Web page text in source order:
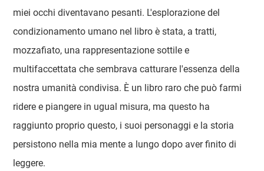
miei occhi diventavano pesanti. L'esplorazione del
condizionamento umano nel libro è stata, a tratti,
mozzafiato, una rappresentazione sottile e
multifaccettata che sembrava catturare l'essenza della
nostra umanità condivisa. È un libro raro che può farmi
ridere e piangere in ugual misura, ma questo ha
raggiunto proprio questo, i suoi personaggi e la storia
persistono nella mia mente a lungo dopo aver finito di
leggere.